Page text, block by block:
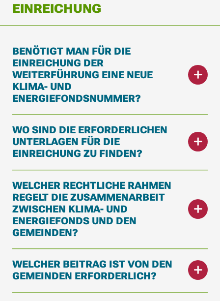
EINREICHUNG
BENÖTIGT MAN FÜR DIE
EINREICHUNG DER
WEITERFÜHRUNG EINE NEUE
KLIMA- UND
ENERGIEFONDSNUMMER?
WO SIND DIE ERFORDERLICHEN
UNTERLAGEN FÜR DIE
EINREICHUNG ZU FINDEN?
WELCHER RECHTLICHE RAHMEN
REGELT DIE ZUSAMMENARBEIT
ZWISCHEN KLIMA- UND
ENERGIEFONDS UND DEN
GEMEINDEN?
WELCHER BEITRAG IST VON DEN
GEMEINDEN ERFORDERLICH?